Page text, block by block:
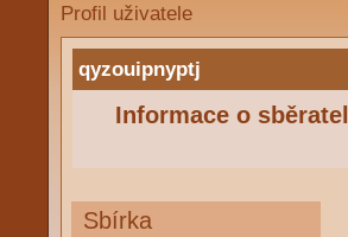
Profil uživatele
qyzouipnyptj
Informace o
Sbírka